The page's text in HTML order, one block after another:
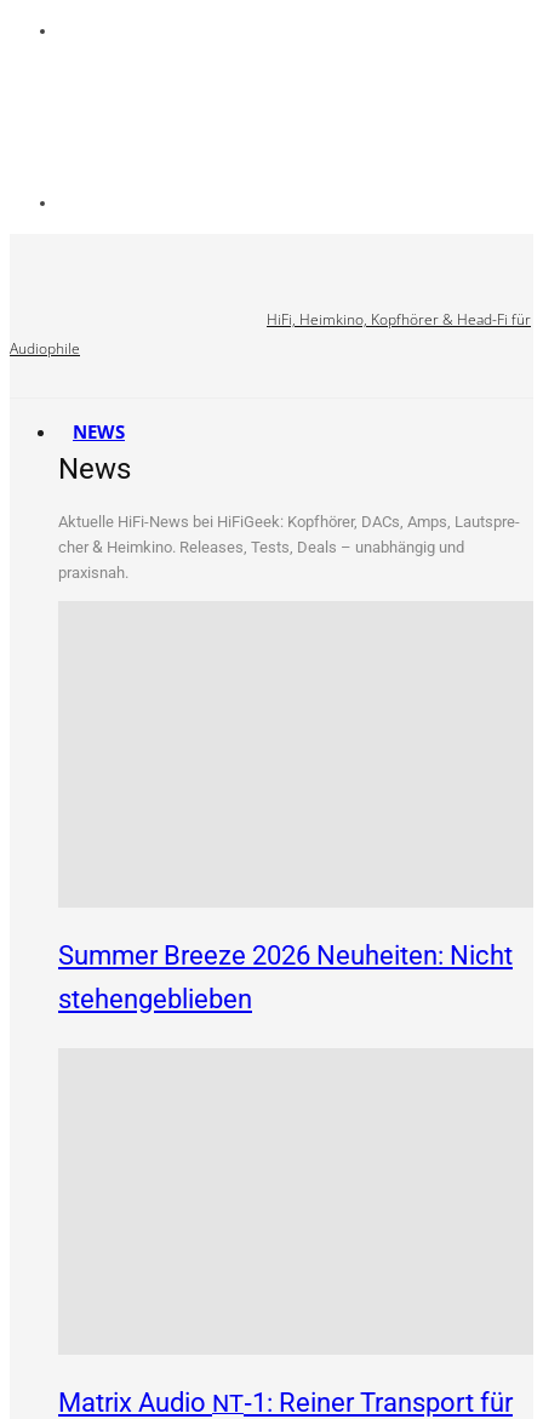
HiFi, Heimkino, Kopfhörer & Head-Fi für
Audiophile
NEWS
News
Aktu­el­le HiFi-News bei HiFi­Ge­ek: Kopf­hö­rer, DACs, Amps, Laut­spre­
cher & Heim­ki­no. Releases, Tests, Deals – unab­hän­gig und
praxisnah.
Summer Breeze 2026 Neuheiten: Nicht
stehengeblieben
Matrix Audio NT‑1: Reiner Transport für